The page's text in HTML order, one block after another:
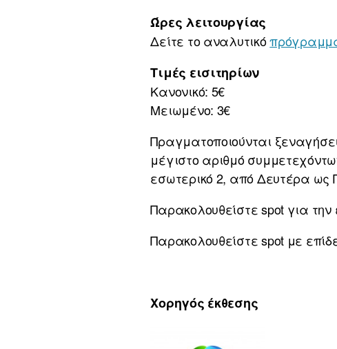
Ώρες λειτουργίας
Δείτε το αναλυτικό
Τιμές εισιτηρίων
Κανονικό: 5€
Μειωμένο: 3€
Πραγματοποιούνται
μέγιστο αριθμό
εσωτερικό 2, από Δευτέρα ως
Παρακολουθείστε spot για την
Παρακολουθείστε spot με
Χορηγός έκθεσης